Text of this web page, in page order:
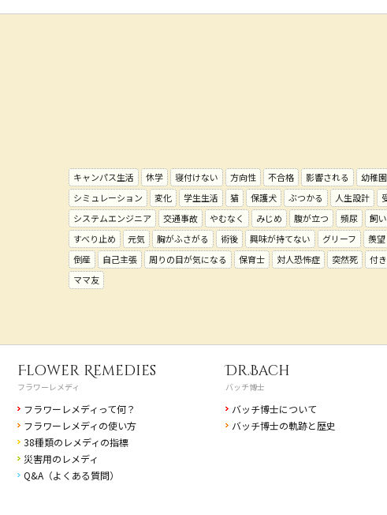
キャンパス生活 休学 寝付けない 方向性 不合格 影響される 幼稚園
シミュレーション
変化 学生生活 猫 保護犬 ぶつかる 人生設計
システムエンジニア
交通事故 やむなく みじめ 腹が立つ 頻尿 飼
すべり止め
元気 胸がふさがる 術後 興味が持てない グリーフ 羨望
倒産
自己主張 周りの目が気になる 保育士 対人恐怖症 突然死 付
ママ友
Flower Remedies
フラワーレメディ
フラワーレメディって何？
フラワーレメディの使い方
38種類のレメディの指標
災害用のレメディ
Q&A（よくある質問）
Dr.Bach
バッチ博士
バッチ博士について
バッチ博士の軌跡と歴史